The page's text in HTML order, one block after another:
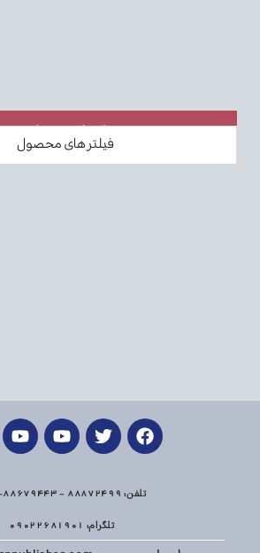
دسته بندی موضوعی
فیلتر های محصول
تلفن: 88872499 - 88679443-021
تلگرام: 09022681901